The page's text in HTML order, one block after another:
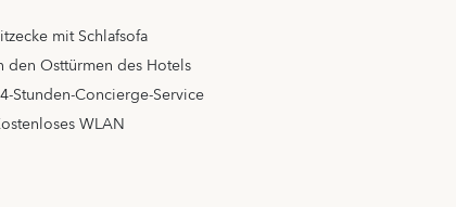
mit Schlafsofa
den Osttürmen des Hotels
Stunden-Concierge-Service
WLAN